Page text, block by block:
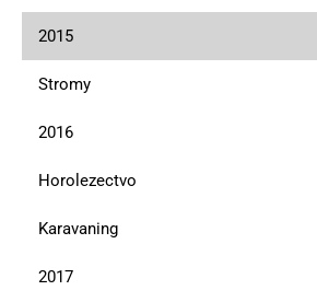
2015
Stromy
2016
Horolezectvo
Karavaning
2017